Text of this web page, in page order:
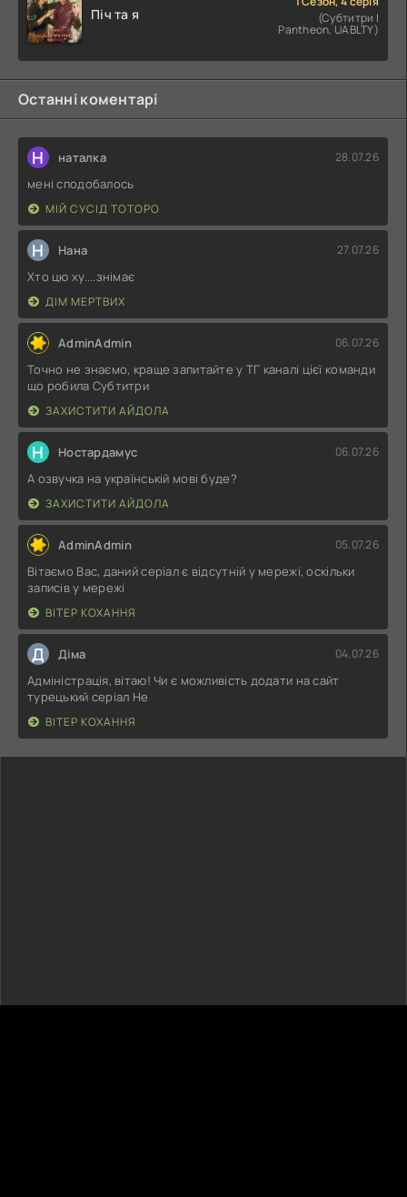
Піч та я
(Субтитри |
Pantheon, UABLTY)
Останні коментарі
Н наталка 28.07.26
мені сподобалось
МІЙ СУСІД ТОТОРО
Н Нана 27.07.26
Хто цю ху....знімає
ДІМ МЕРТВИХ
AdminAdmin 06.07.26
Точно не знаємо, краще запитайте у ТГ каналі цієї команди
що робила Субтитри
ЗАХИСТИТИ АЙДОЛА
Н Ностардамус 06.07.26
А озвучка на українській мові буде?
ЗАХИСТИТИ АЙДОЛА
AdminAdmin 05.07.26
Вітаємо Вас, даний серіал є відсутній у мережі, оскільки
записів у мережі
ВІТЕР КОХАННЯ
Д Діма 04.07.26
Адміністрація, вітаю! Чи є можливість додати на сайт
турецький серіал Не
ВІТЕР КОХАННЯ